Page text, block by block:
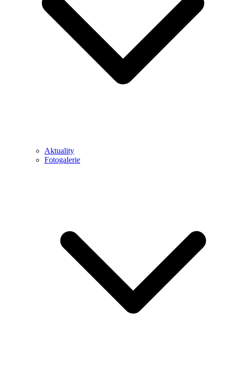
Aktuality
Fotogalerie